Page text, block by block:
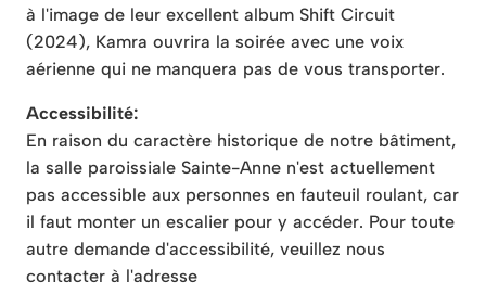
à l'image de leur excellent album Shift Circuit
(2024), Kamra ouvrira la soirée avec une voix
aérienne qui ne manquera pas de vous transporter.
Accessibilité:
En raison du caractère historique de notre bâtiment,
la salle paroissiale Sainte-Anne n'est actuellement
pas accessible aux personnes en fauteuil roulant, car
il faut monter un escalier pour y accéder. Pour toute
autre demande d'accessibilité, veuillez nous
contacter à l'adresse